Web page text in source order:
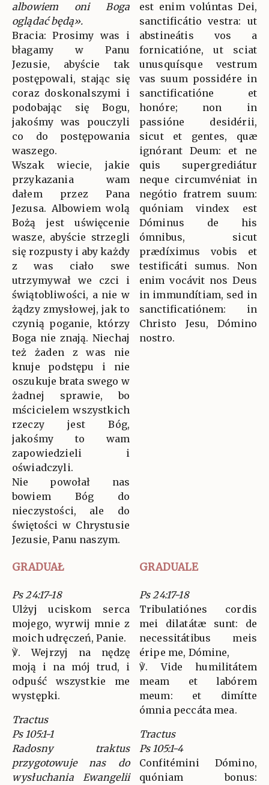
albowiem oni Boga
oglądać będą».
Bracia: Prosimy was i
błagamy w Panu
Jezusie, abyście tak
postępowali, stając się
coraz doskonalszymi i
podobając się Bogu,
jakośmy was pouczyli
co do postępowania
waszego.
Wszak wiecie, jakie
przykazania wam
dałem przez Pana
Jezusa. Albowiem wolą
Bożą jest uświęcenie
wasze, abyście strzegli
się rozpusty i aby każdy
z was ciało swe
utrzymywał we czci i
świątobliwości, a nie w
żądzy zmysłowej, jak to
czynią poganie, którzy
Boga nie znają. Niechaj
też żaden z was nie
knuje podstępu i nie
oszukuje brata swego w
żadnej sprawie, bo
mścicielem wszystkich
rzeczy jest Bóg,
jakośmy to wam
zapowiedzieli i
oświadczyli.
Nie powołał nas
bowiem Bóg do
nieczystości, ale do
świętości w Chrystusie
Jezusie, Panu naszym.
est enim volúntas Dei,
sanctificátio vestra: ut
abstineátis vos a
fornicatióne, ut sciat
unusquísque vestrum
vas suum possidére in
sanctificatióne et
honóre; non in
passióne desidérii,
sicut et gentes, quæ
ignórant Deum: et ne
quis supergrediátur
neque circumvéniat in
negótio fratrem suum:
quóniam vindex est
Dóminus de his
ómnibus, sicut
prædíximus vobis et
testificáti sumus. Non
enim vocávit nos Deus
in immundítiam, sed in
sanctificatiónem: in
Christo Jesu, Dómino
nostro.
GRADUAŁ GRADUALE
Ps 24:17-18
Ulżyj uciskom serca
mojego, wyrwij mnie z
moich udręczeń, Panie.
℣. Wejrzyj na nędzę
moją i na mój trud, i
odpuść wszystkie me
występki.
Tractus
Ps 105:1-1
Radosny traktus
przygotowuje nas do
wysłuchania Ewangelii
Ps 24:17-18
Tribulatiónes cordis
mei dilatátæ sunt: de
necessitátibus meis
éripe me, Dómine,
℣. Vide humilitátem
meam et labórem
meum: et dimítte
ómnia peccáta mea.
Tractus
Ps 105:1-4
Confitémini Dómino,
quóniam bonus: